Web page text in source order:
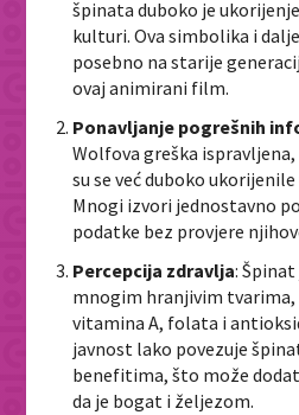
špinata duboko je
kulturi. Ova simbolika i
posebno na starije
ovaj animirani film.
Ponavljanje pogrešnih
Wolfova greška
su se već duboko
Mnogi izvori jednostavno
podatke bez provjere
Percepcija zdravlja:
mnogim hranjivim
vitamina A, folata i
javnost lako povezuje
benefitima, što može
da je bogat i željezom.